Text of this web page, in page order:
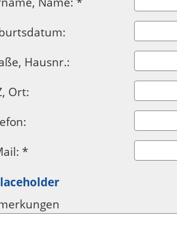
Hausnr.:
Ort:
*